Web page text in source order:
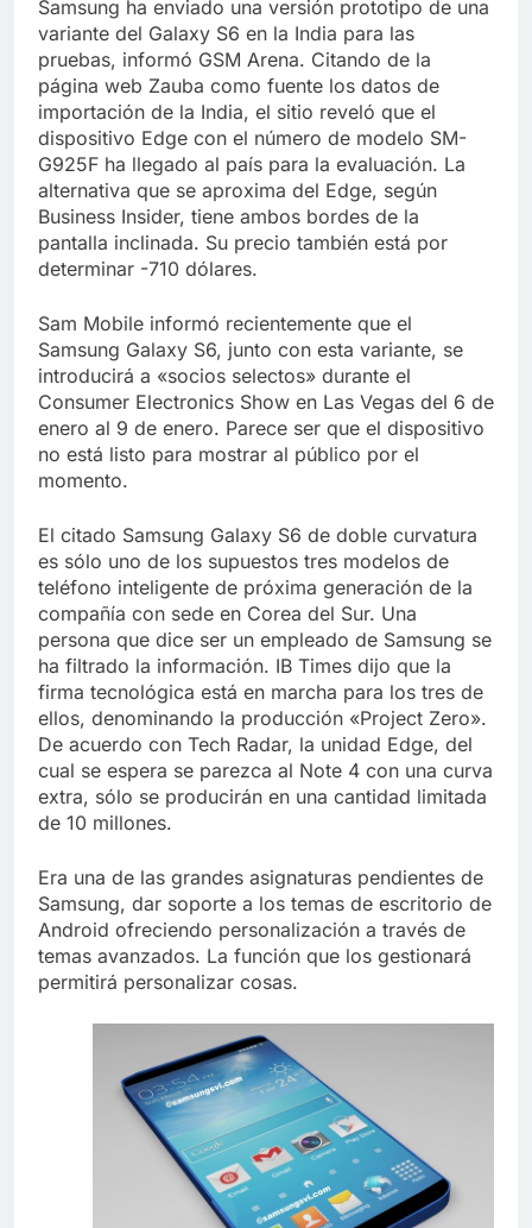
Libre
Crucero en México te
lleva a lugares
paranormales con
binoculares de visión
nocturna y reuniones de
secuestrados
7 Años Atrás
La Inteligencia Artificial
deepfake de Samsung
fabrica un clip de
movimiento desde una
sola foto
7 Años Atrás
Samsung ha enviado una versión prototipo de una
variante del Galaxy S6 en la India para las
pruebas, informó GSM Arena. Citando de la
página web Zauba como fuente los datos de
importación de la India, el sitio reveló que el
dispositivo Edge con el número de modelo SM-
G925F ha llegado al país para la evaluación. La
alternativa que se aproxima del Edge, según
Business Insider, tiene ambos bordes de la
pantalla inclinada. Su precio también está por
determinar -710 dólares.
Sam Mobile informó recientemente que el
Samsung Galaxy S6, junto con esta variante, se
introducirá a «socios selectos» durante el
Consumer Electronics Show en Las Vegas del 6 de
enero al 9 de enero. Parece ser que el dispositivo
no está listo para mostrar al público por el
momento.
El citado Samsung Galaxy S6 de doble curvatura
es sólo uno de los supuestos tres modelos de
teléfono inteligente de próxima generación de la
compañía con sede en Corea del Sur. Una
persona que dice ser un empleado de Samsung se
ha filtrado la información. IB Times dijo que la
firma tecnológica está en marcha para los tres de
ellos, denominando la producción «Project Zero».
De acuerdo con Tech Radar, la unidad Edge, del
cual se espera se parezca al Note 4 con una curva
extra, sólo se producirán en una cantidad limitada
de 10 millones.
Era una de las grandes asignaturas pendientes de
Samsung, dar soporte a los temas de escritorio de
Android ofreciendo personalización a través de
temas avanzados. La función que los gestionará
permitirá personalizar cosas.